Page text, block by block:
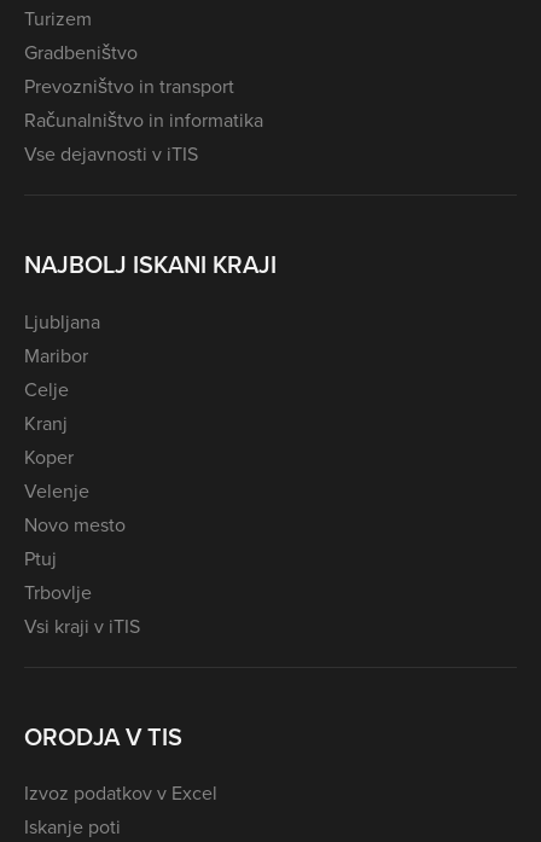
Turizem
Gradbeništvo
Prevozništvo in transport
Računalništvo in informatika
Vse dejavnosti v iTIS
NAJBOLJ ISKANI KRAJI
Ljubljana
Maribor
Celje
Kranj
Koper
Velenje
Novo mesto
Ptuj
Trbovlje
Vsi kraji v iTIS
ORODJA V TIS
Izvoz podatkov v Excel
Iskanje poti